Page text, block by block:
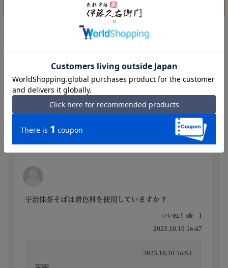
茶房で人気の「抹茶そば」をご家庭でもお楽しみいただけるよう再現
※パッケージが変更になる可能性がございます。
よくあるご質問
Powered by
回答付き:3件
宇治抹茶そばは着色料を使用していますか？
いいね！ 1
2023.10.10 16:47
2023.10.10 16:53